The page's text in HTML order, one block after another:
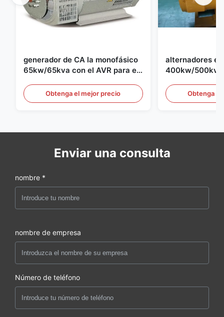
generador de CA la monofásico
65kw/65kva con el AVR para el
Obtenga el mejor precio
alternadores
400kw/500kva
generador de
Obtenga el
Enviar una consulta
nombre *
nombre de empresa
Número de teléfono